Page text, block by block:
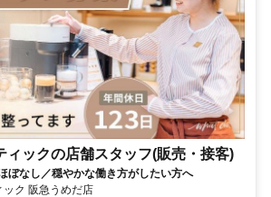
ィックの店舗スタッフ(販売・接客)
ぼなし／穏やかな働き方がしたい方へ
ック 阪急うめだ店